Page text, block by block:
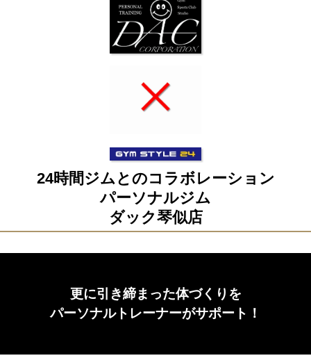
24時間ジムとのコラボレーション
パーソナルジム
ダック琴似店
更に引き締まった体づくりを
パーソナルトレーナーがサポート！